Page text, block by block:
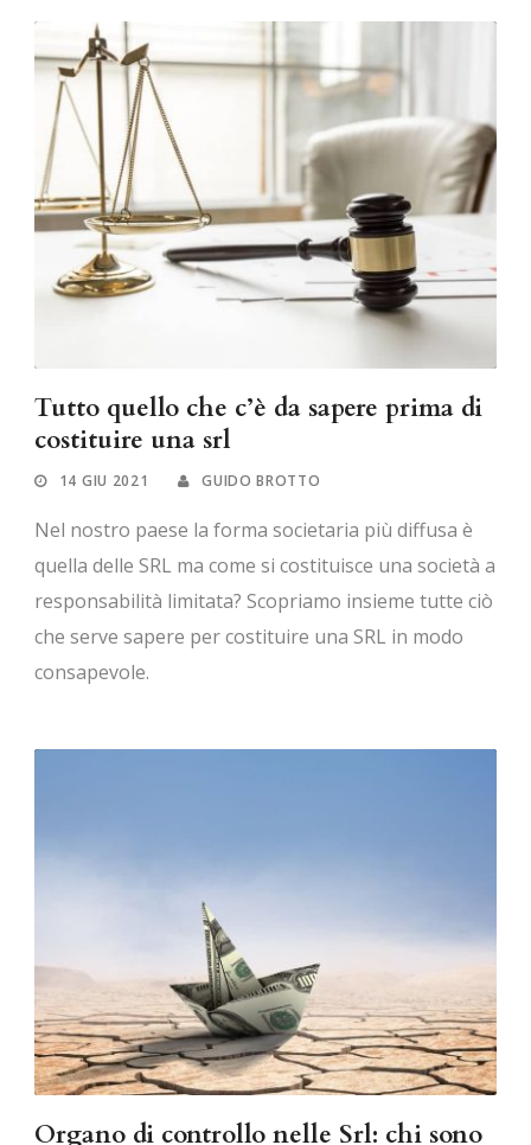
Tutto quello che c’è da sapere prima di
costituire una srl
14 GIU 2021 GUIDO BROTTO
Nel nostro paese la forma societaria più diffusa è
quella delle SRL ma come si costituisce una società a
responsabilità limitata? Scopriamo insieme tutte ciò
che serve sapere per costituire una SRL in modo
consapevole.
Organo di controllo nelle Srl: chi sono